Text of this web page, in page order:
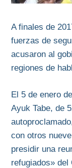
A finales de
fuerzas de
acusaron al
regiones de
El 5 de enero
Ayuk Tabe, de
con otros
presidir una
refugiados» del